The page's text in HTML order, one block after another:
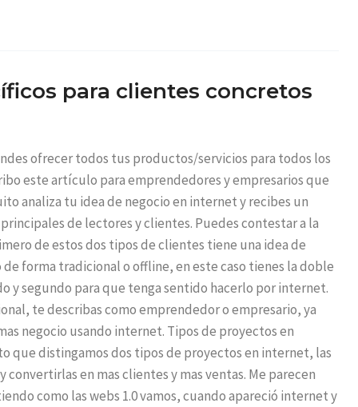
para clientes concretos
ofrecer todos tus productos/servicios para todos los
este artículo para emprendedores y empresarios que
analiza tu idea de negocio en internet y recibes un
de lectores y clientes. Puedes contestar a la
de estos dos tipos de clientes tiene una idea de
forma tradicional o offline, en este caso tienes la doble
y segundo para que tenga sentido hacerlo por internet.
te describas como emprendedor o empresario, ya
negocio usando internet. Tipos de proyectos en
que distingamos dos tipos de proyectos en internet, las
en mas clientes y mas ventas. Me parecen
como las webs 1.0 vamos, cuando apareció internet y